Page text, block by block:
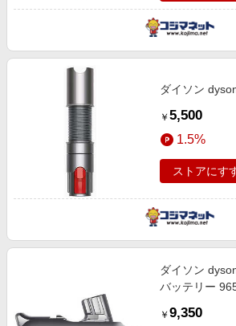
ダイソン
￥ 5,500
1.5%
ストアにす
ダイソン
バッテリー
￥ 9,350